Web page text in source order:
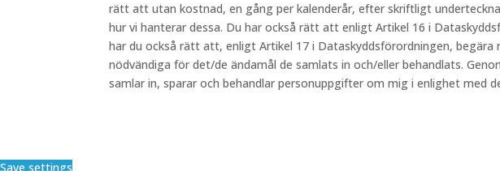
rätt att utan kostnad, en gång per kalenderår, efter skriftligt
hur vi hanterar dessa. Du har också rätt att enligt Artikel 16 i
har du också rätt att, enligt Artikel 17 i Dataskyddsförordningen,
nödvändiga för det/de ändamål de samlats in och/eller behandlats.
samlar in, sparar och behandlar personuppgifter om mig i enlighet med
Save settings